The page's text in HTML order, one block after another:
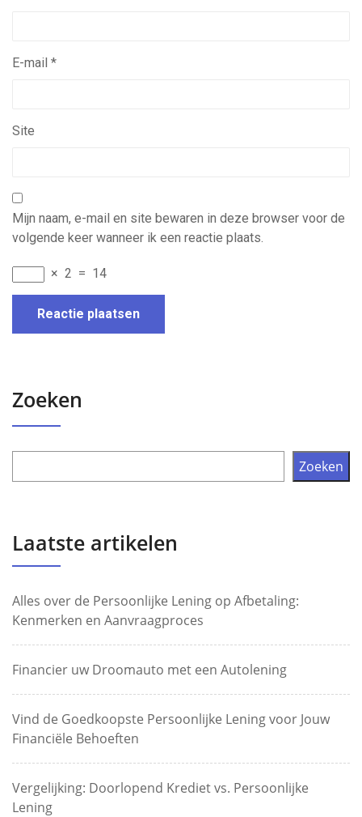
E-mail *
Site
Mijn naam, e-mail en site bewaren in deze browser voor de
volgende keer wanneer ik een reactie plaats.
× 2 = 14
Zoeken
Zoeken
Laatste artikelen
Alles over de Persoonlijke Lening op Afbetaling:
Kenmerken en Aanvraagproces
Financier uw Droomauto met een Autolening
Vind de Goedkoopste Persoonlijke Lening voor Jouw
Financiële Behoeften
Vergelijking: Doorlopend Krediet vs. Persoonlijke
Lening